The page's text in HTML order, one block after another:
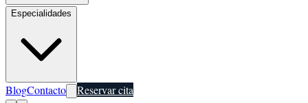
Especialidades
BlogContacto Reservar cita